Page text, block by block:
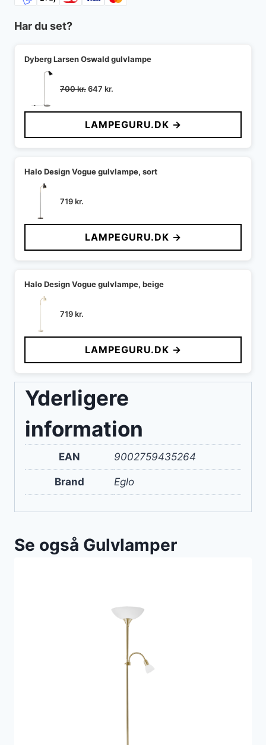
Har du set?
Dyberg Larsen Oswald gulvlampe
700kr.Den
pris
var:
700 kr..
647 kr.
pris
er:
647 kr..
LAMPEGURU.DK →
Halo Design Vogue gulvlampe, sort
719kr.
LAMPEGURU.DK →
Halo Design Vogue gulvlampe, beige
719kr.
LAMPEGURU.DK →
Yderligere
information
EAN 9002759435264
Brand Eglo
Se også Gulvlamper